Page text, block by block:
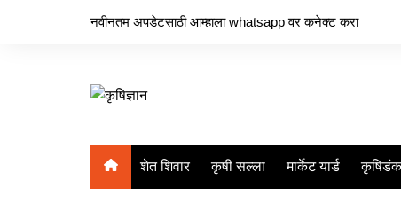
नवीनतम अपडेटसाठी आम्हाला whatsapp वर कनेक्ट करा
शेत शिवार कृषी सल्ला मार्केट यार्ड